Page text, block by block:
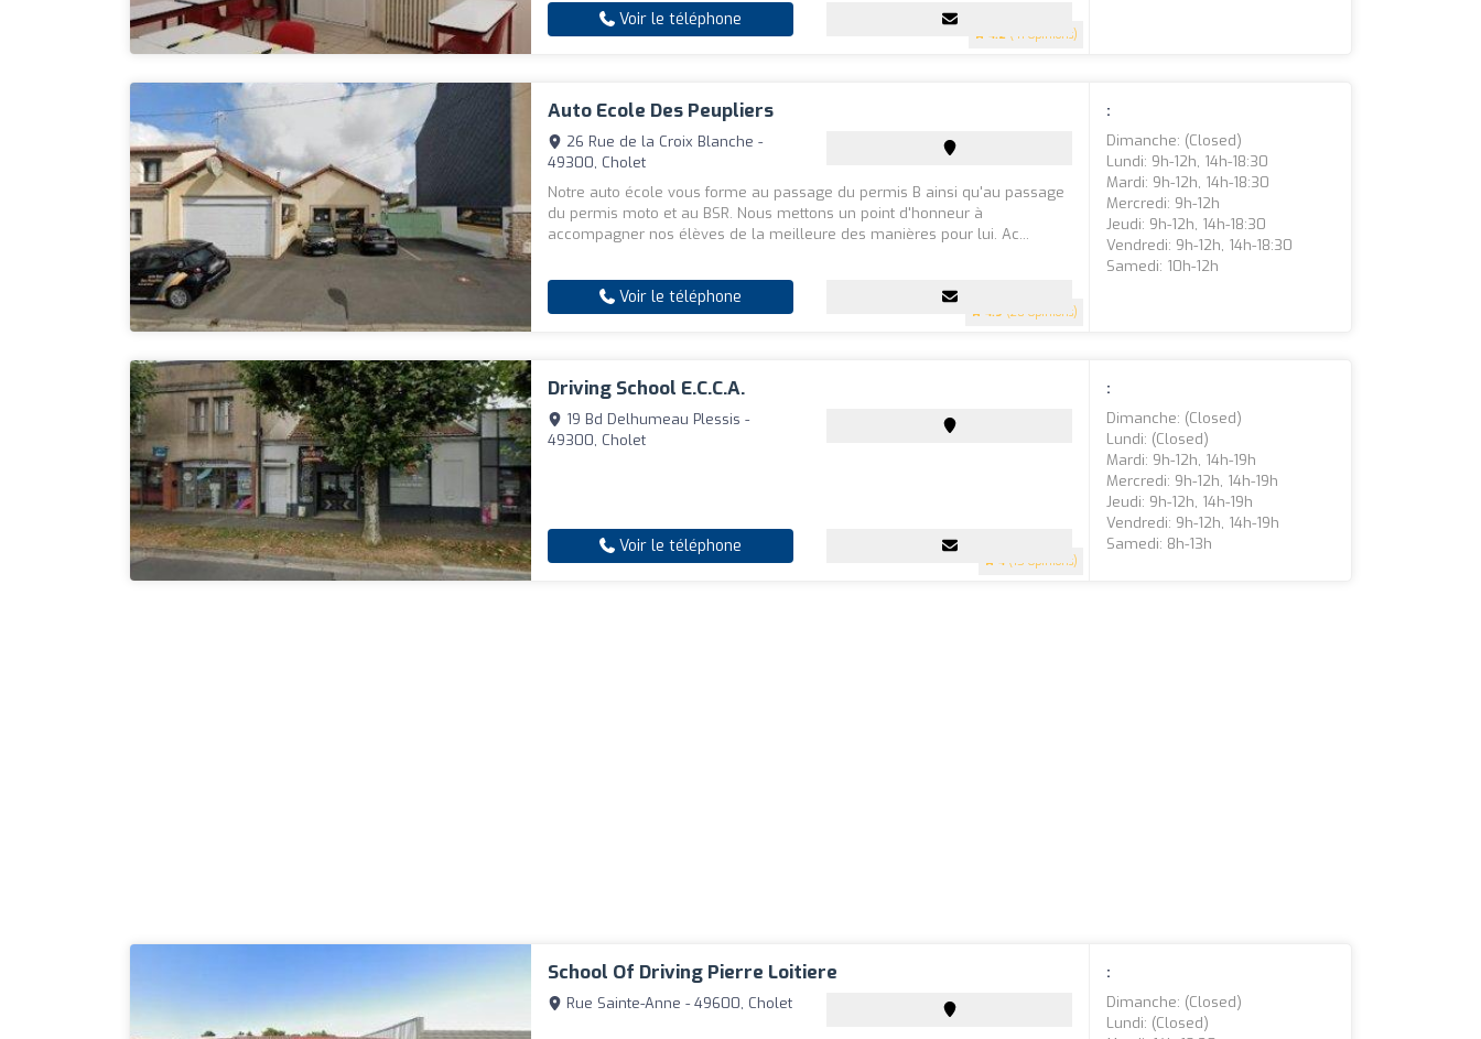
4.2 (41 Opinions)
Voir le téléphone
Auto Ecole Des Peupliers
4.9 (20 Opinions)
26 Rue de la Croix Blanche -
49300, Cholet
Notre auto école vous forme au passage du permis B ainsi qu'au passage
du permis moto et au BSR. Nous mettons un point d'honneur à
accompagner nos élèves de la meilleure des manières pour lui. Ac...
Voir le téléphone
:
Dimanche: (closed)
Lundi: 9h-12h, 14h-18:30
Mardi: 9h-12h, 14h-18:30
Mercredi: 9h-12h
Jeudi: 9h-12h, 14h-18:30
Vendredi: 9h-12h, 14h-18:30
Samedi: 10h-12h
Driving School E.c.c.a.
4 (15 Opinions)
19 Bd Delhumeau Plessis -
49300, Cholet
Voir le téléphone
:
Dimanche: (closed)
Lundi: (closed)
Mardi: 9h-12h, 14h-19h
Mercredi: 9h-12h, 14h-19h
Jeudi: 9h-12h, 14h-19h
Vendredi: 9h-12h, 14h-19h
Samedi: 8h-13h
School Of Driving Pierre Loitiere
Rue Sainte-Anne - 49600, Cholet
:
Dimanche: (closed)
Lundi: (closed)